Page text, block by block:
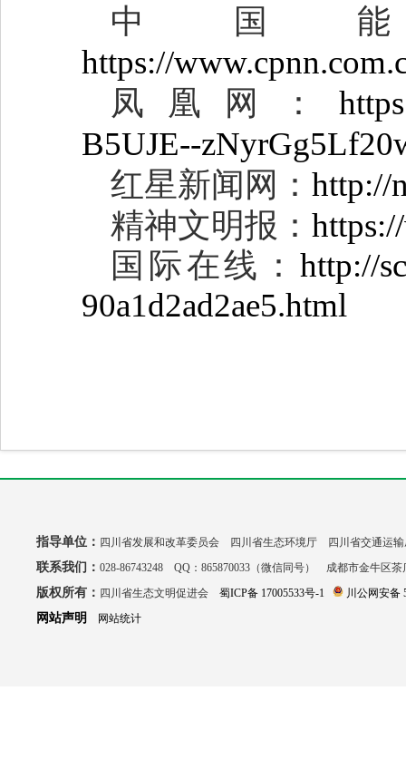
中国
https://
凤凰网：
B5UJE--
红星新闻网： http://
精神文明报：
国际在线： http://
90a1d2ad2ae5.html
指导单位： 四川省发展和改革委员会 四川省生态环境厅 四川省交通运
联系我们： 028-86743248 QQ：865870033（微信同号） 成都市金牛区
版权所有： 四川省生态文明促进会 蜀ICP备 17005533号-1 川公网安备
网站声明 网站统计